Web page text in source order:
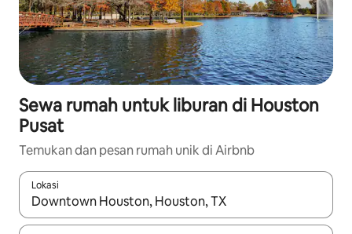
Sewa rumah untuk liburan di Houston
Pusat
Temukan dan pesan rumah unik di Airbnb
Lokasi
Jika hasil yang dicari tersedia, telusuri dengan tombol panah